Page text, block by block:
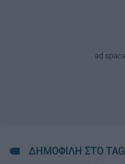
ΔΗΜΟΦΙΛΗ ΣΤΟ TAG